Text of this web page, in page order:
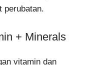
perubatan.
+ Minerals
vitamin dan